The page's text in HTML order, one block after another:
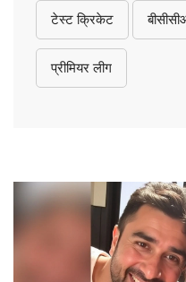
टेस्ट क्रिकेट
प्रीमियर लीग